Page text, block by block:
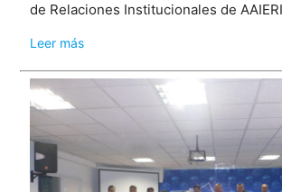
de Relaciones Institucionales de
Leer más